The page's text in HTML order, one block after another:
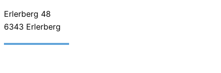
Erlerberg 48
6343 Erlerberg